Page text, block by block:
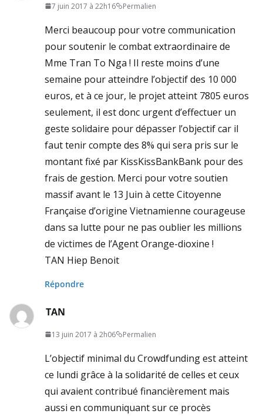
7 juin 2017 à 22h16 Permalien
Merci beaucoup pour votre communication
pour soutenir le combat extraordinaire de
Mme Tran To Nga ! Il reste moins d’une
semaine pour atteindre l’objectif des 10 000
euros, et à ce jour, le projet atteint 7805 euros
seulement, il est donc urgent d’effectuer un
geste solidaire pour dépasser l’objectif car il
faut tenir compte des 8% qui sera pris sur le
montant fixé par KissKissBankBank pour des
frais de gestion. Merci pour votre soutien
massif avant le 13 Juin à cette Citoyenne
Française d’origine Vietnamienne courageuse
dans sa lutte pour ne pas oublier les millions
de victimes de l’Agent Orange-dioxine !
TAN Hiep Benoit
Répondre
TAN
13 juin 2017 à 2h06 Permalien
L’objectif minimal du Crowdfunding est atteint
ce lundi grâce à la solidarité de celles et ceux
qui avaient contribué financièrement mais
aussi en communiquant sur ce procès